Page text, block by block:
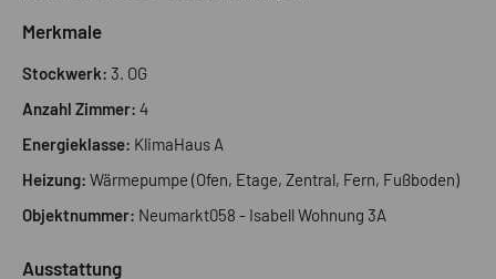
Merkmale
Stockwerk: 3. OG
Anzahl Zimmer: 4
Energieklasse: KlimaHaus A
Heizung: Wärmepumpe (Ofen, Etage, Zentral, Fern, Fußboden)
Objektnummer: Neumarkt058 - Isabell Wohnung 3A
Ausstattung